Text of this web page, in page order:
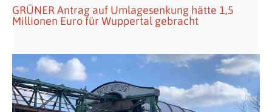
GRÜNER Antrag auf Umlagesenkung hätte 1,5
Millionen Euro für Wuppertal gebracht